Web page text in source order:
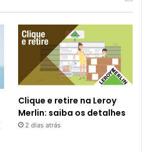
Clique e retire na Leroy
Merlin: saiba os detalhes
2 dias atrás